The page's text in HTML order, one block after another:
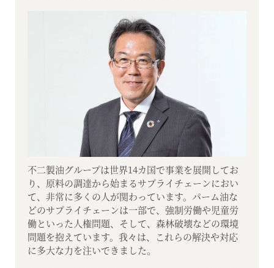
不二製油グループは世界14カ国で事業を展開してお
り、原料の調達から始まるサプライチェーンにおい
て、非常に多くの人が関わっています。パーム油な
どのサプライチェーンは一部で、強制労働や児童労
働といった人権問題、そして、森林破壊などの環境
問題を抱えています。我々は、これらの解決や対応
に多大な力を注いできました。